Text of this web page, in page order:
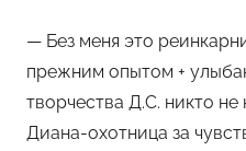
— Без меня это
прежним опытом +
творчества Д.С. никто
Диана-охотница за